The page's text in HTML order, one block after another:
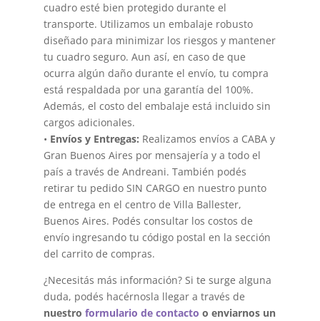
cuadro esté bien protegido durante el
transporte. Utilizamos un embalaje robusto
diseñado para minimizar los riesgos y mantener
tu cuadro seguro. Aun así, en caso de que
ocurra algún daño durante el envío, tu compra
está respaldada por una garantía del 100%.
Además, el costo del embalaje está incluido sin
cargos adicionales.
• Envíos y Entregas: Realizamos envíos a CABA y
Gran Buenos Aires por mensajería y a todo el
país a través de Andreani. También podés
retirar tu pedido SIN CARGO en nuestro punto
de entrega en el centro de Villa Ballester,
Buenos Aires. Podés consultar los costos de
envío ingresando tu código postal en la sección
del carrito de compras.
¿Necesitás más información? Si te surge alguna
duda, podés hacérnosla llegar a través de
nuestro formulario de contacto o enviarnos un